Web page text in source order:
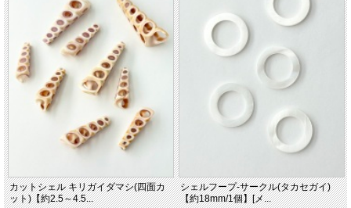
カットシェル キリガイダマシ(四面カ
ット)【約2.5～4.5...
シェルフープ-サークル(タカセガイ)
【約18mm/1個】[メ...